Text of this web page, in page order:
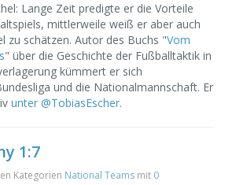
Lange Zeit predigte er die Vorteile
mittlerweile weiß er aber auch
zu schätzen. Autor des Buchs "Vom
" über die Geschichte der Fußballtaktik in
kümmert er sich
und die Nationalmannschaft. Er
unter @TobiasEscher.
1:7
Kategorien National Teams mit 0